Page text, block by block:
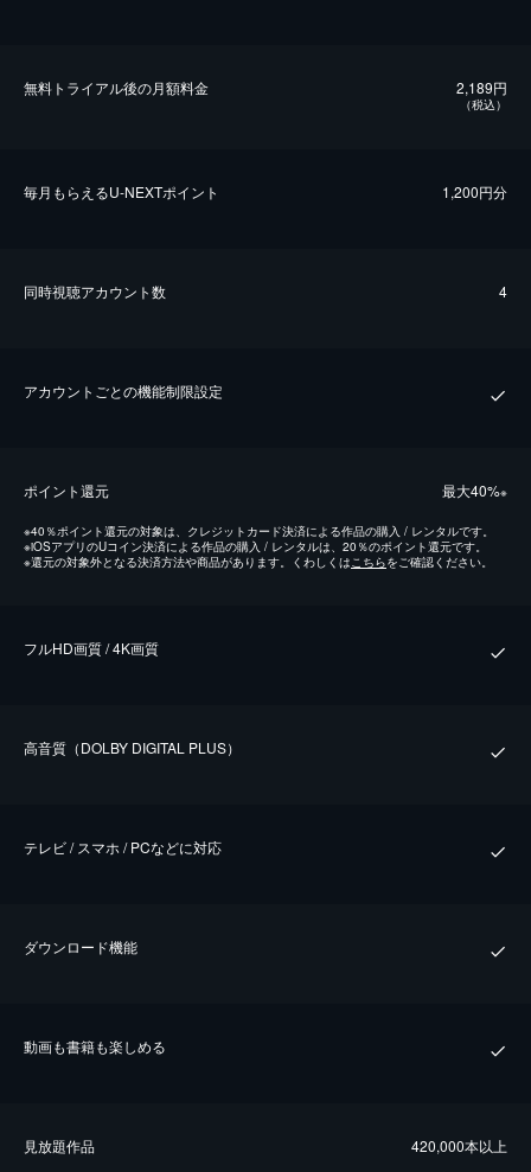
無料トライアル後の⽉額料金 2,189円
（税込）
毎⽉もらえるU-NEXTポイント 1,200円分
同時視聴アカウント数 4
アカウントごとの機能制限設定
ポイント還元 最⼤40%※
※40％ポイント還元の対象は、クレジットカード決済による作品の購入 / レンタルです。
※iOSアプリのUコイン決済による作品の購入 / レンタルは、20％のポイント還元です。
※還元の対象外となる決済方法や商品があります。くわしくはこちらをご確認ください。
フルHD画質 / 4K画質
⾼⾳質（DOLBY DIGITAL PLUS）
テレビ / スマホ / PCなどに対応
ダウンロード機能
動画も書籍も楽しめる
⾒放題作品 420,000本以上